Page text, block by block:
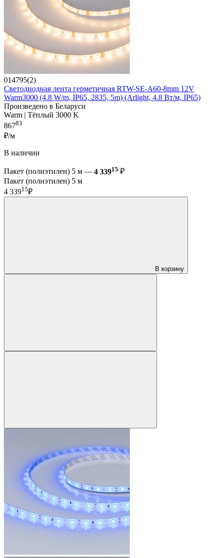
014795(2)
Светодиодная лента герметичная RTW-SE-A60-8mm 12V
Warm3000 (4.8 W/m, IP65, 2835, 5m) (Arlight, 4.8 Вт/м, IP65)
Произведено в Беларуси
Warm | Тёплый 3000 K
86783
₽/м
В наличии
Пакет (полиэтилен) 5 м — 4 33915 ₽
Пакет (полиэтилен) 5 м
4 33915₽
В корзину